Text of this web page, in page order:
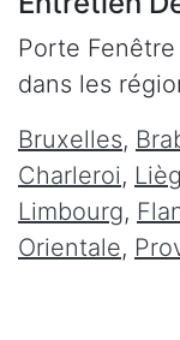
Porte
dans les
Bruxelles,
Charleroi,
Limbourg,
Orientale,